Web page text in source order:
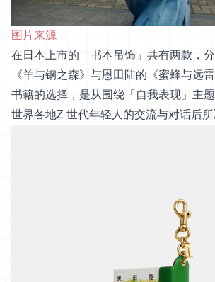
图片来源
在日本上市的「书本吊饰」共有两款，
《羊与钢之森》与恩田陆的《蜜蜂与远雷
书籍的选择，是从围绕「自我表现」主
世界各地Z 世代年轻人的交流与对话后所